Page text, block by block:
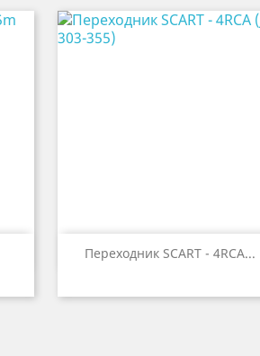
Переходник SCART - 4RCA...
 Быстрый просмотр